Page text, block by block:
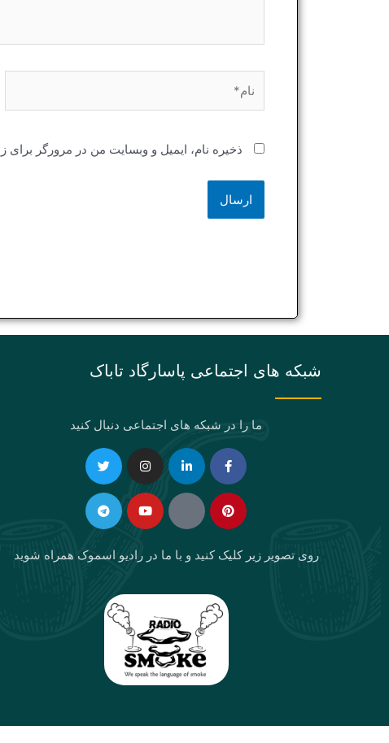
ذخیره نام، ایمیل و وبسایت من در مرورگر برای
شبکه های اجتماعی پاسارگاد تاباک
ما را در شبکه های اجتماعی دنبال کنید
Facebook-
f
Linkedin-
in
Instagram
Twitter Pinterest
Eaparat
Youtube
Telegram
روی تصویر زیر کلیک کنید و با ما در رادیو اسموک همراه شوید